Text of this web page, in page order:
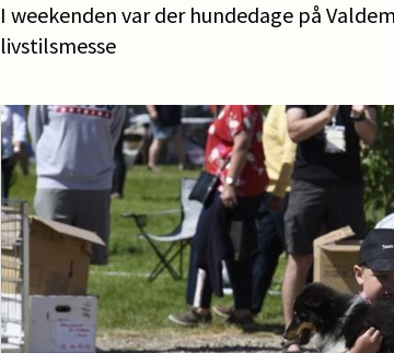
I weekenden var der hundedage på
livstilsmesse